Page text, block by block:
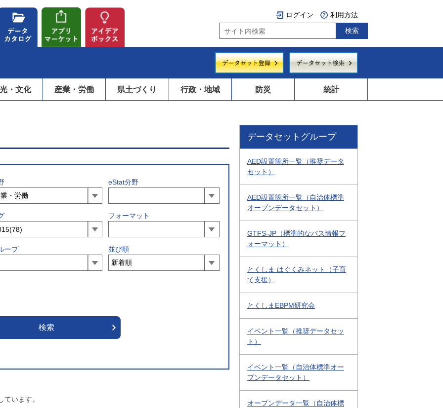
ログイン 利用方法
・文化 産業・労働 県土づくり 行政・地域 防災 統計
eStat分野
フォーマット
ープ 並び順
ています。
データセットグループ
AED設置箇所一覧（推奨データ
セット）
AED設置箇所一覧（自治体標準
オープンデータセット）
GTFS-JP（標準的なバス情報フ
ォーマット）
とくしま はぐくみネット（子育
て支援）
とくしまEBPM研究会
イベント一覧（推奨データセッ
ト）
イベント一覧（自治体標準オー
プンデータセット）
オープンデータ一覧（自治体標